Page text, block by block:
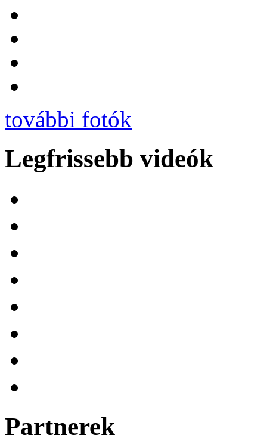
további fotók
Legfrissebb videók
Partnerek